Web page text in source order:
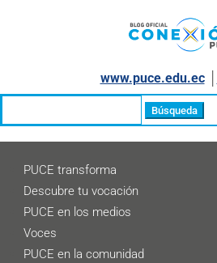
www.puce.edu.ec│
PUCE transforma
Descubre tu vocación
PUCE en los medios
Voces
PUCE en la comunidad